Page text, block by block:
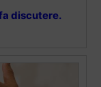
discutere.